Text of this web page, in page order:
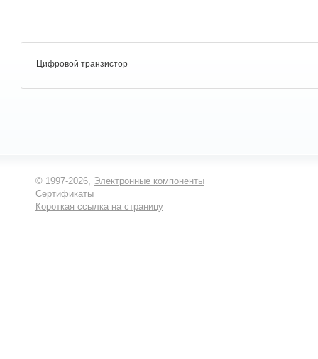
Цифровой транзистор
© 1997-2026, Электронные компоненты
Сертификаты
Короткая ссылка на страницу